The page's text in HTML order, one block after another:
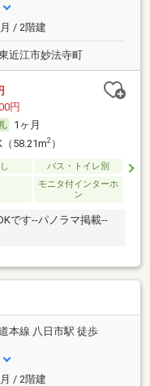
/ 2階建
近江市妙法寺町
円
1ヶ月
（58.21m2）
バス・トイレ別
モニタ付インターホ
ン
です--パノラマ掲載--
本線 八日市駅 徒歩
/ 2階建